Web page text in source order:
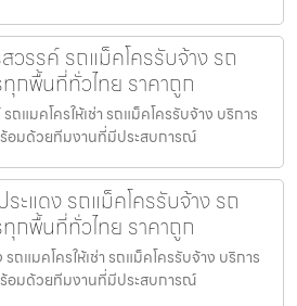
วรรค์ รถแม็คโครรับจ้าง รถ
ทุกพื้นที่ทั่วไทย ราคาถูก
ถแมคโครให้เช่า รถแม็คโครรับจ้าง บริการ
ร้อมด้วยทีมงานที่มีประสบการณ์
ระแดง รถแม็คโครรับจ้าง รถ
ทุกพื้นที่ทั่วไทย ราคาถูก
รถแมคโครให้เช่า รถแม็คโครรับจ้าง บริการ
ร้อมด้วยทีมงานที่มีประสบการณ์